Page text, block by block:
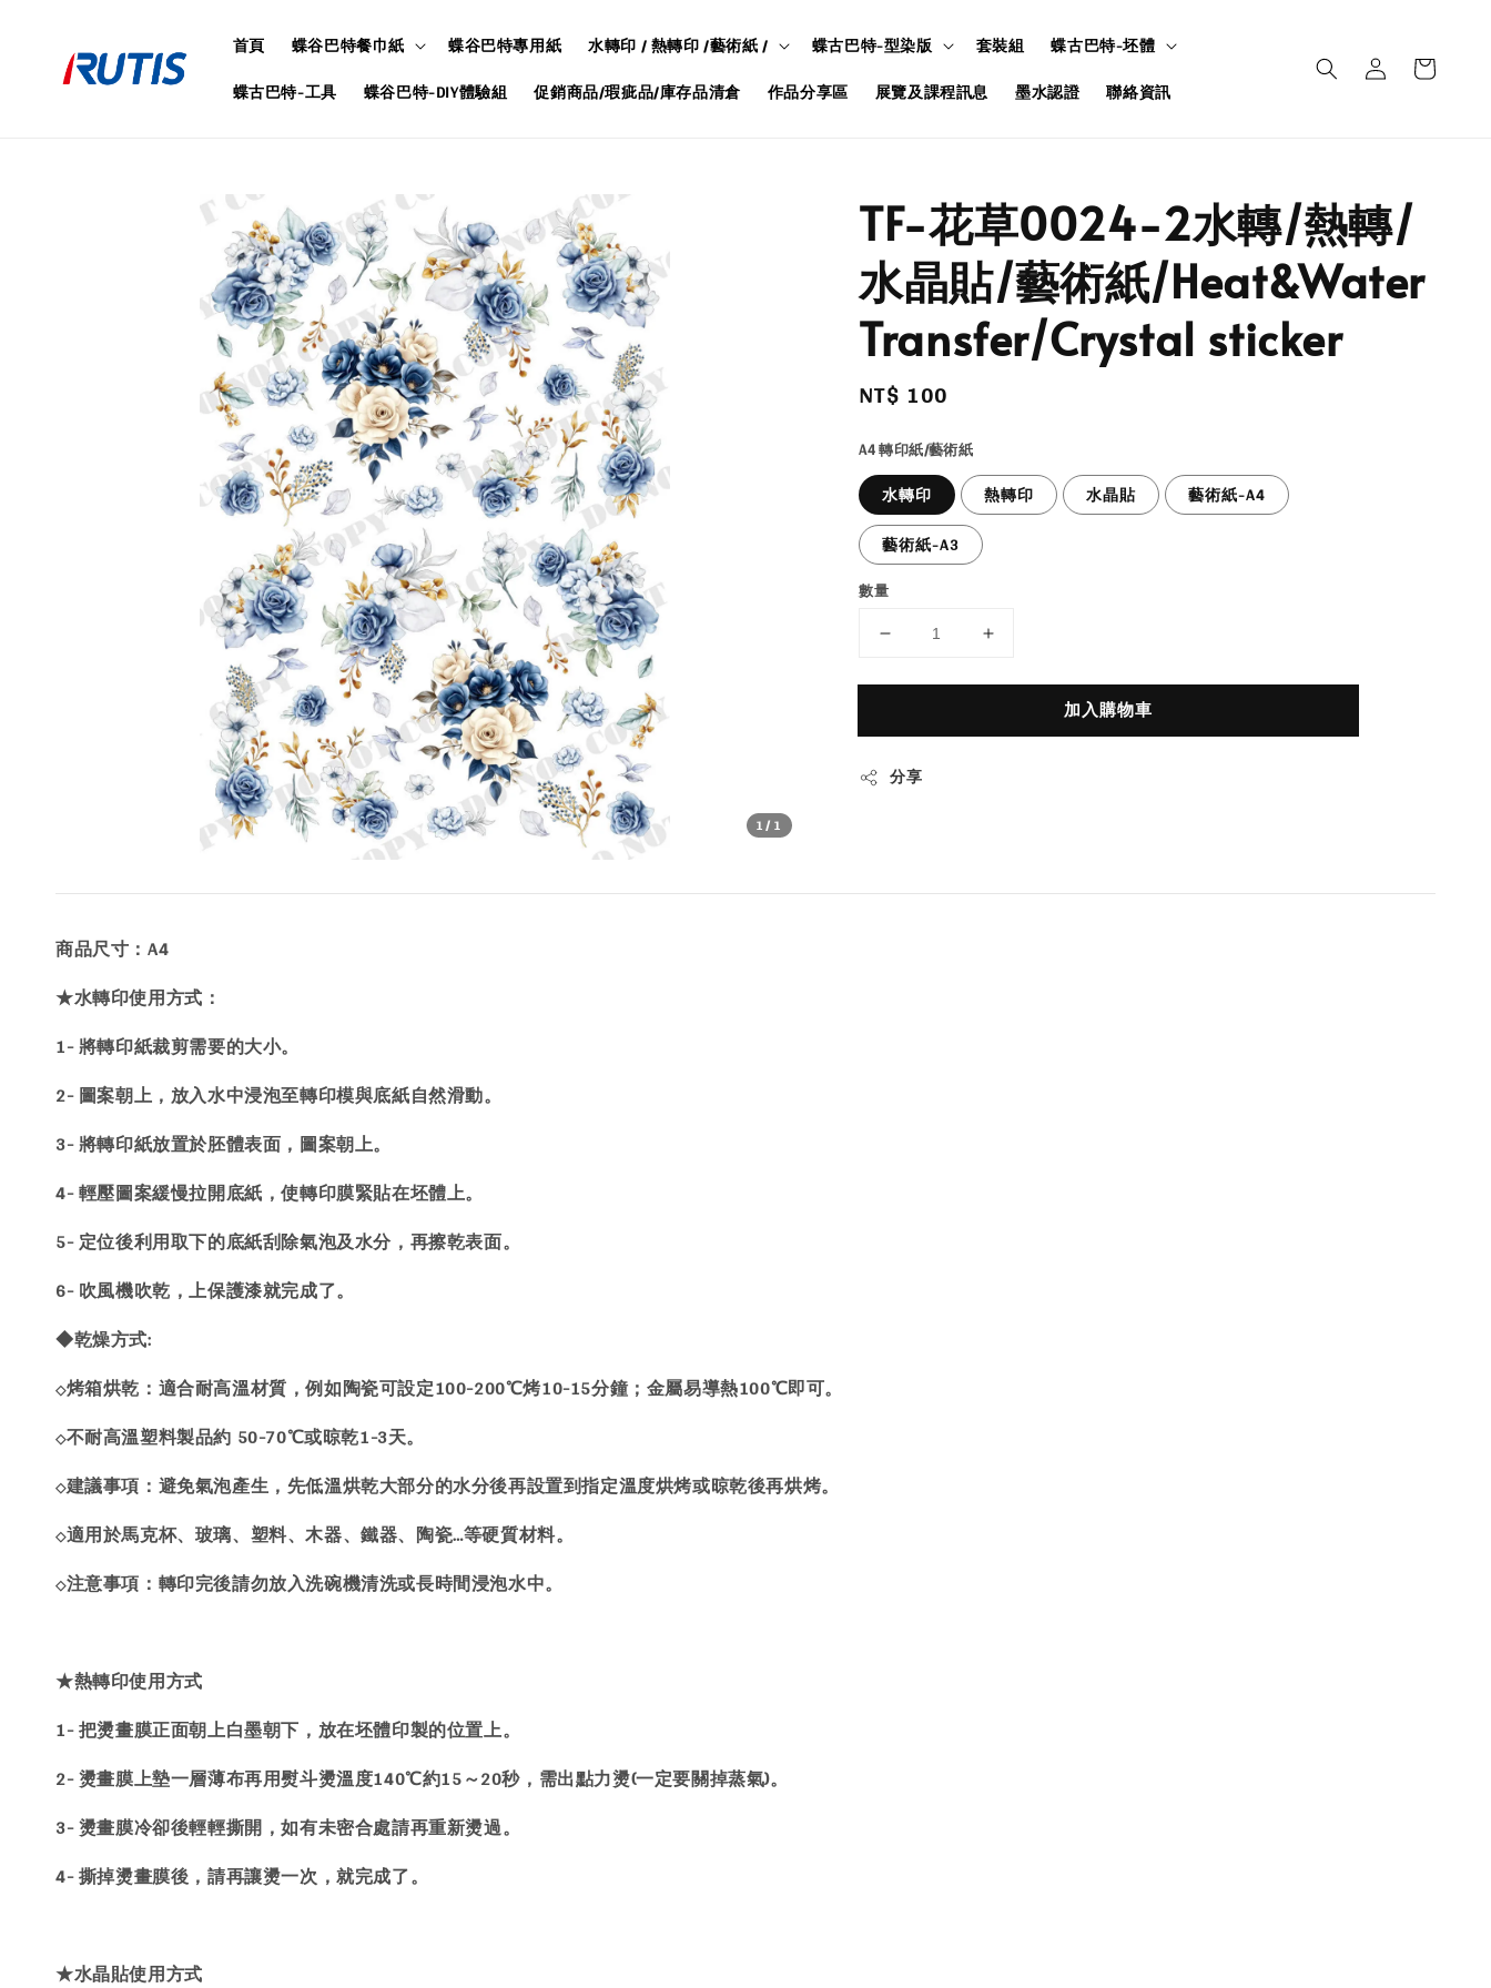
首頁 蝶谷巴特餐巾紙 蝶谷巴特專用紙 水轉印 / 熱轉印 /藝術紙 / 蝶古巴特-型染版 套裝組
蝶古巴特-坯體
蝶古巴特-工具
蝶谷巴特-DIY體驗組 促銷商品/瑕疵品/庫存品清倉 作品分享區 展覽及課程訊息 墨水認證 聯絡資訊
1/1
TF-花草0024-2水轉/熱轉/
水晶貼/藝術紙/Heat&Water
Transfer/Crystal sticker
Regular
NT$ 100
A4 轉印紙/藝術紙
水轉印 熱轉印 水晶貼
藝術紙-A4
藝術紙-A3
數量
加入購物車
分享
商品尺寸：A4
★水轉印使用方式：
1- 將轉印紙裁剪需要的大小。
2- 圖案朝上，放入水中浸泡至轉印模與底紙自然滑動。
3- 將轉印紙放置於胚體表面，圖案朝上。
4- 輕壓圖案緩慢拉開底紙，使轉印膜緊貼在坯體上。
5- 定位後利用取下的底紙刮除氣泡及水分，再擦乾表面。
6- 吹風機吹乾，上保護漆就完成了。
◆乾燥方式:
◇烤箱烘乾：適合耐高溫材質，例如陶瓷可設定100-200℃烤10-15分鐘；金屬易導熱100℃即可。
◇不耐高溫塑料製品約 50-70℃或晾乾1-3天。
◇建議事項：避免氣泡產生，先低溫烘乾大部分的水分後再設置到指定溫度烘烤或晾乾後再烘烤。
◇適用於馬克杯、玻璃、塑料、木器、鐵器、陶瓷…等硬質材料。
◇注意事項：轉印完後請勿放入洗碗機清洗或長時間浸泡水中。
★熱轉印使用方式
1- 把燙畫膜正面朝上白墨朝下，放在坯體印製的位置上。
2- 燙畫膜上墊一層薄布再用熨斗燙溫度140℃約15～20秒，需出點力燙(一定要關掉蒸氣)。
3- 燙畫膜冷卻後輕輕撕開，如有未密合處請再重新燙過。
4- 撕掉燙畫膜後，請再讓燙一次，就完成了。
★水晶貼使用方式